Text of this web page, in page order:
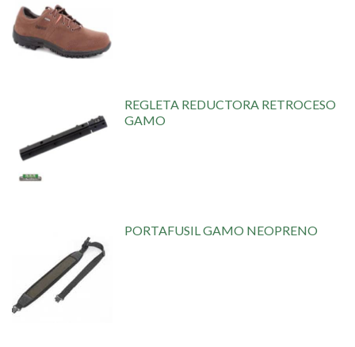
REGLETA REDUCTORA RETROCESO
GAMO
PORTAFUSIL GAMO NEOPRENO